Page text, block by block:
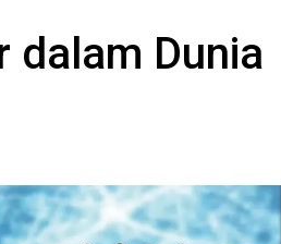
dalam Dunia